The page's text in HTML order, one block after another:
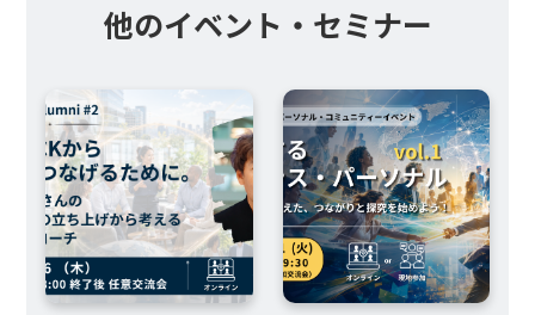
他のイベント・セミナー